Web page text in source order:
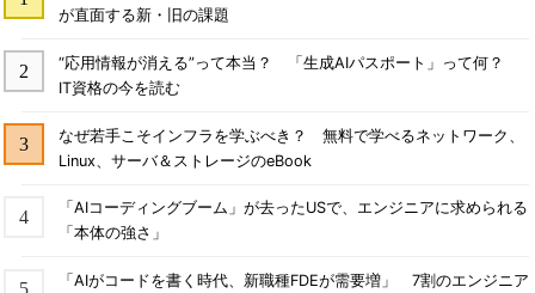
が直面する新・旧の課題
“応用情報が消える”って本当？ 「生成AIパスポート」って何？
IT資格の今を読む
なぜ若手こそインフラを学ぶべき？ 無料で学べるネットワーク、
Linux、サーバ＆ストレージのeBook
「AIコーディングブーム」が去ったUSで、エンジニアに求められる
「本体の強さ」
「AIがコードを書く時代、新職種FDEが需要増」 7割のエンジニア